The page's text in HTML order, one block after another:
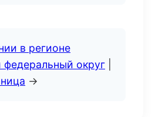
в регионе
федеральный округ
→